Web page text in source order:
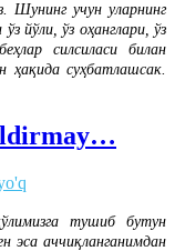
Шунинг учун уларнинг
йўли, ўз оҳанглари, ўз
силсиласи билан
ҳақида суҳбатлашсак.
тушиб бутун
эса аччиқланганимдан